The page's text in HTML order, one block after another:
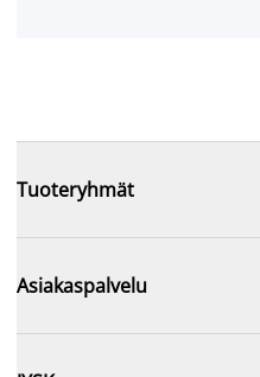
Tuoteryhmät
Asiakaspalvelu